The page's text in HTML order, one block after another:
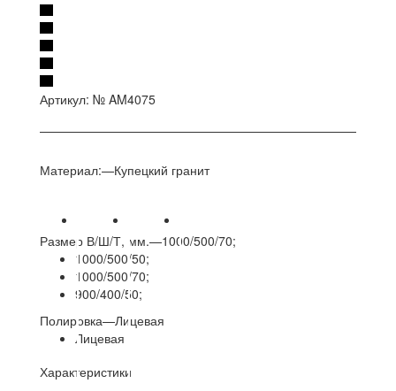
Артикул: № AM4075
Материал:—Купецкий гранит
Размер В/Ш/Т, мм.—1000/500/70;
1000/500/50;
1000/500/70;
900/400/50;
Полировка—Лицевая
Лицевая
Характеристики